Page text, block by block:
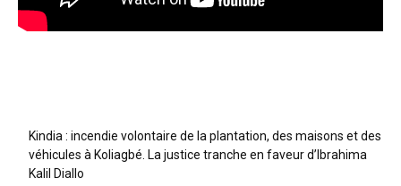
Kindia : incendie volontaire de la plantation, des maisons et des
véhicules à Koliagbé. La justice tranche en faveur d’Ibrahima
Kalil Diallo